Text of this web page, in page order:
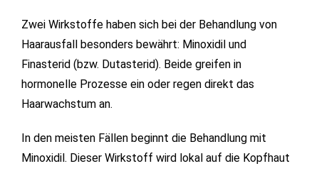
Zwei Wirkstoffe haben sich bei der Behandlung von
Haarausfall besonders bewährt: Minoxidil und
Finasterid (bzw. Dutasterid). Beide greifen in
hormonelle Prozesse ein oder regen direkt das
Haarwachstum an.
In den meisten Fällen beginnt die Behandlung mit
Minoxidil. Dieser Wirkstoff wird lokal auf die Kopfhaut